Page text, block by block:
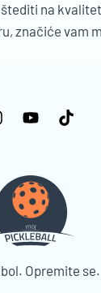
na
značiće vam
Opremite